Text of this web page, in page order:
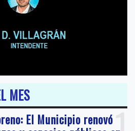
MES
El Municipio renovó